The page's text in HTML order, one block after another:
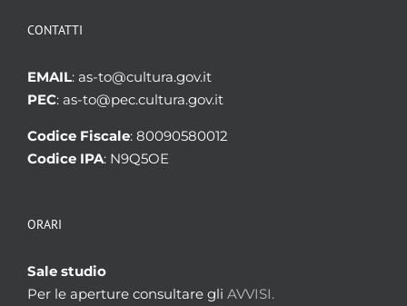
CONTATTI
EMAIL: as-to@cultura.gov.it
PEC: as-to@pec.cultura.gov.it
Codice Fiscale: 80090580012
Codice IPA: N9Q5OE
ORARI
Sale studio
Per le aperture consultare gli AVVISI.